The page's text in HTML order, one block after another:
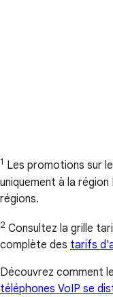
1 Les promotions sur
uniquement à la
régions.
2 Consultez la grille
complète des tarifs
Découvrez comment
téléphones VoIP se